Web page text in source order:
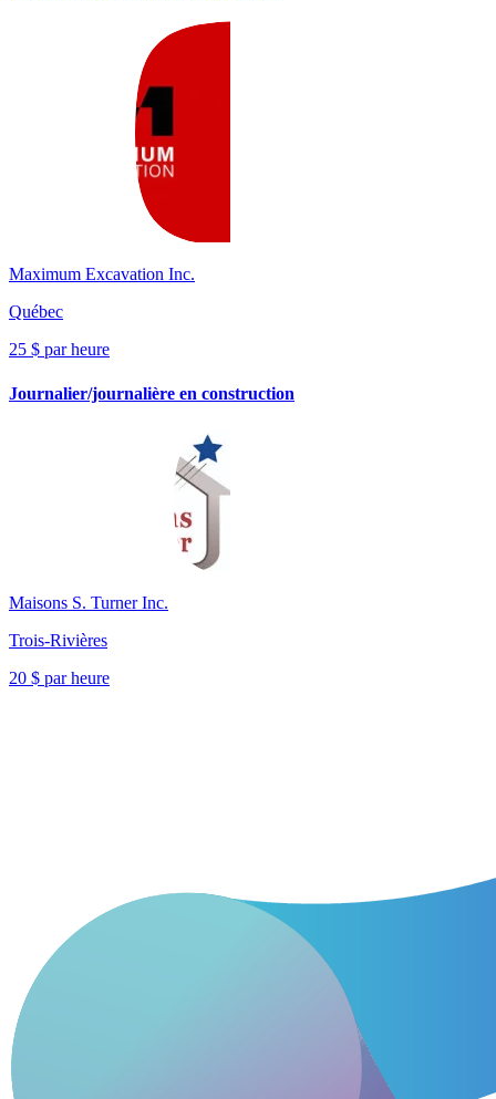
Maximum Excavation Inc.
Québec
25 $ par heure
Journalier/journalière en construction
Maisons S. Turner Inc.
Trois-Rivières
20 $ par heure